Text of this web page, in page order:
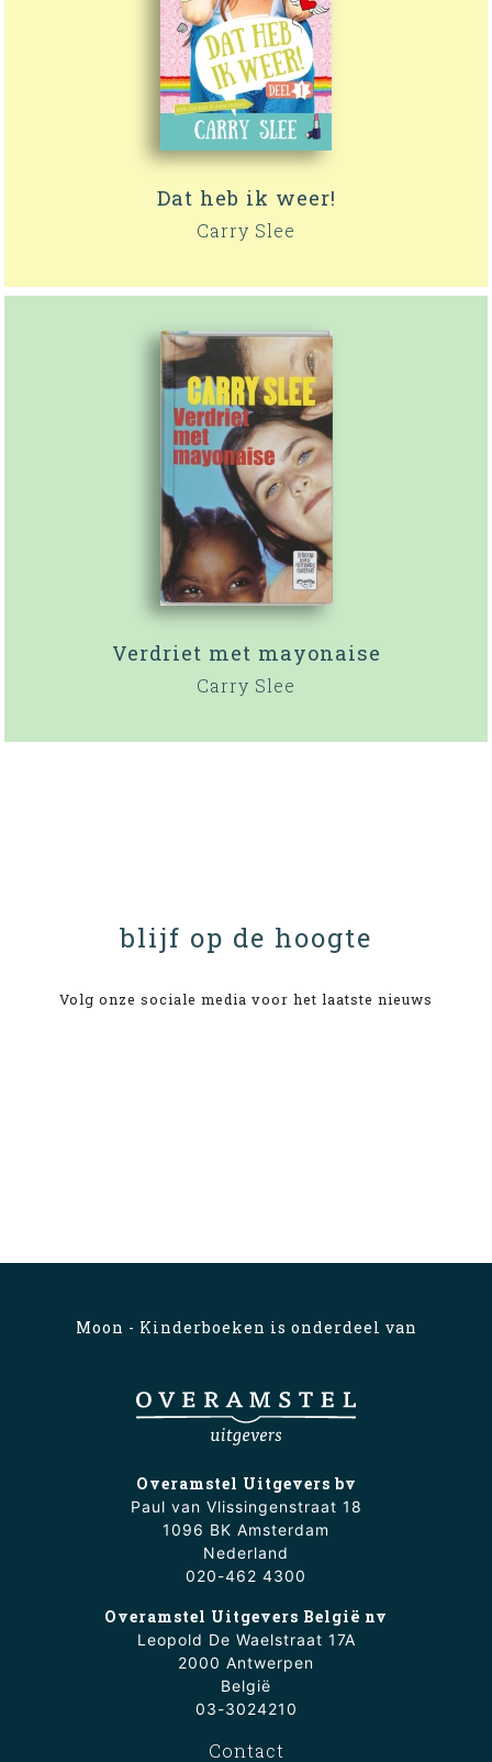
Dat heb ik weer!
Carry Slee
Verdriet met mayonaise
Carry Slee
blijf op de hoogte
Volg onze sociale media voor het laatste nieuws
Moon - Kinderboeken is onderdeel van
Overamstel Uitgevers bv
Paul van Vlissingenstraat 18
1096 BK Amsterdam
Nederland
020-462 4300
Overamstel Uitgevers België nv
Leopold De Waelstraat 17A
2000 Antwerpen
België
03-3024210
Contact